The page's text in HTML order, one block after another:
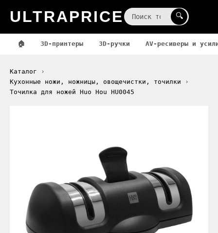
ULTRAPRICE 🔍
🏠 3D-принтеры 3D-ручки AV-ресиверы и
Каталог
Кухонные ножи, ножницы, овощечистки, точилки
Точилка для ножей Huo Hou HU0045